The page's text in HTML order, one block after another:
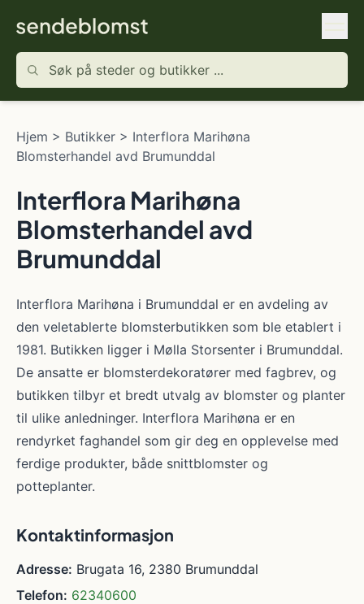
Hjem > Butikker > Interflora Marihøna
Blomsterhandel avd Brumunddal
Interflora Marihøna
Blomsterhandel avd
Brumunddal
Interflora Marihøna i Brumunddal er en avdeling av
den veletablerte blomsterbutikken som ble etablert i
1981. Butikken ligger i Mølla Storsenter i Brumunddal.
De ansatte er blomsterdekoratører med fagbrev, og
butikken tilbyr et bredt utvalg av blomster og planter
til ulike anledninger. Interflora Marihøna er en
rendyrket faghandel som gir deg en opplevelse med
ferdige produkter, både snittblomster og
potteplanter.
Kontaktinformasjon
Adresse: Brugata 16, 2380 Brumunddal
Telefon: 62340600